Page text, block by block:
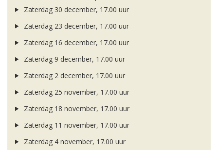
Zaterdag 30 december, 17.00 uur
Zaterdag 23 december, 17.00 uur
Zaterdag 16 december, 17.00 uur
Zaterdag 9 december, 17.00 uur
Zaterdag 2 december, 17.00 uur
Zaterdag 25 november, 17.00 uur
Zaterdag 18 november, 17.00 uur
Zaterdag 11 november, 17.00 uur
Zaterdag 4 november, 17.00 uur